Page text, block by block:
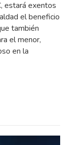
estará exentos
el beneficio
también
el menor,
en la